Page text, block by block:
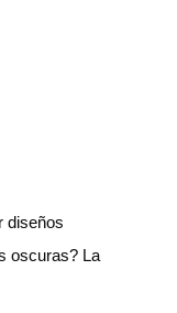
diseños
oscuras? La